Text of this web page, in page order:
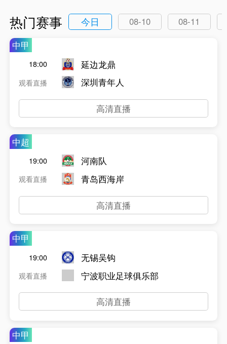
热门赛事 今日 08-10
08-11
中甲
18:00
观看直播
延边龙鼎
深圳青年人
高清直播
中超
19:00
观看直播
河南队
青岛西海岸
高清直播
中甲
19:00
观看直播
无锡吴钩
宁波职业足球俱乐部
高清直播
中甲